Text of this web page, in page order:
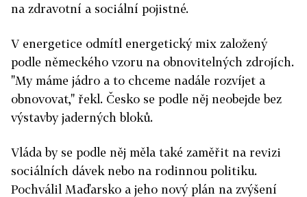
na zdravotní a sociální pojistné.
V energetice odmítl energetický mix založený
podle německého vzoru na obnovitelných zdrojích.
"My máme jádro a to chceme nadále rozvíjet a
obnovovat," řekl. Česko se podle něj neobejde bez
výstavby jaderných bloků.
Vláda by se podle něj měla také zaměřit na revizi
sociálních dávek nebo na rodinnou politiku.
Pochválil Maďarsko a jeho nový plán na zvýšení